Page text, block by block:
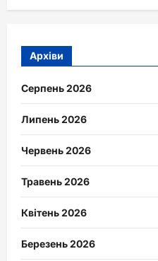
Архіви
Серпень 2026
Липень 2026
Червень 2026
Травень 2026
Квітень 2026
Березень 2026